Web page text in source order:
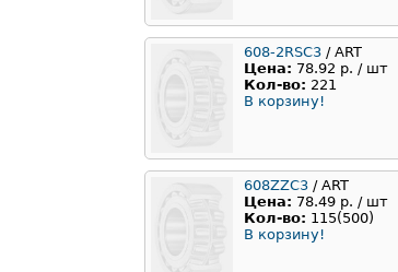
608-2RSC3 / ART
Цена: 78.92 р. / шт
Кол-во: 221
В корзину!
608ZZC3 / ART
Цена: 78.49 р. / шт
Кол-во: 115(500)
В корзину!